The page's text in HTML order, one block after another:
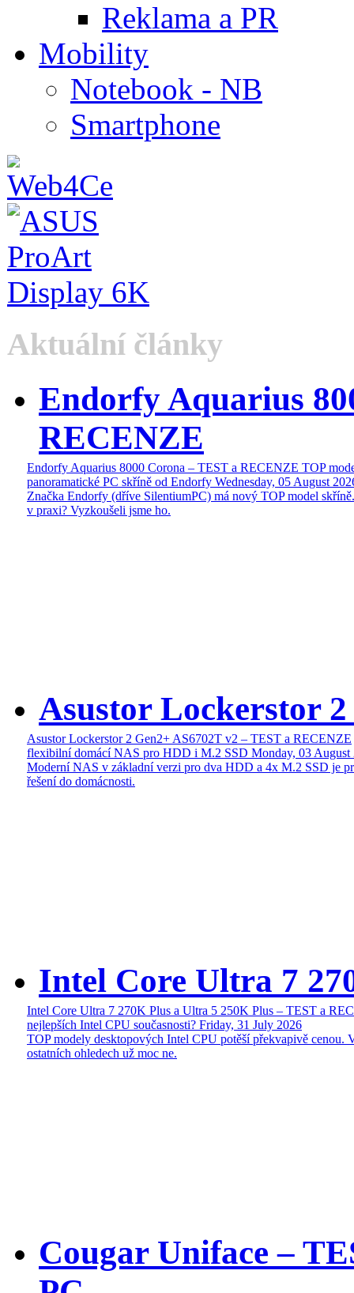
Reklama a PR
Mobility
Notebook - NB
Smartphone
Aktuální články
Endorfy Aquarius
RECENZE
Endorfy Aquarius 8000 Corona – TEST a RECENZE TOP
panoramatické PC skříně od Endorfy Wednesday, 05 August
Značka Endorfy (dříve SilentiumPC) má nový TOP model
v praxi? Vyzkoušeli jsme ho.
Asustor Lockerstor
Asustor Lockerstor 2 Gen2+ AS6702T v2 – TEST a RECENZE
flexibilní domácí NAS pro HDD i M.2 SSD Monday, 03 August
Moderní NAS v základní verzi pro dva HDD a 4x M.2 SSD je
řešení do domácnosti.
Intel Core Ultra 7
Intel Core Ultra 7 270K Plus a Ultra 5 250K Plus – TEST a
nejlepších Intel CPU současnosti? Friday, 31 July 2026
TOP modely desktopových Intel CPU potěší překvapivě cenou.
ostatních ohledech už moc ne.
Cougar Uniface –